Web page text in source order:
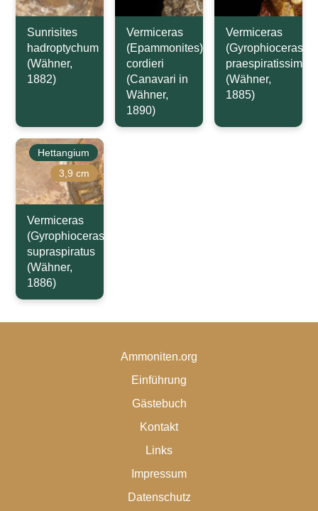
Sunrisites
hadroptychum
(Wähner,
1882)
Vermiceras
(Epammonites)
cordieri
(Canavari in
Wähner,
1890)
Vermiceras
(Gyrophioceras)
praespiratissimus
(Wähner,
1885)
Hettangium
3,9 cm
Vermiceras
(Gyrophioceras)
supraspiratus
(Wähner,
1886)
Ammoniten.org
Einführung
Gästebuch
Kontakt
Links
Impressum
Datenschutz